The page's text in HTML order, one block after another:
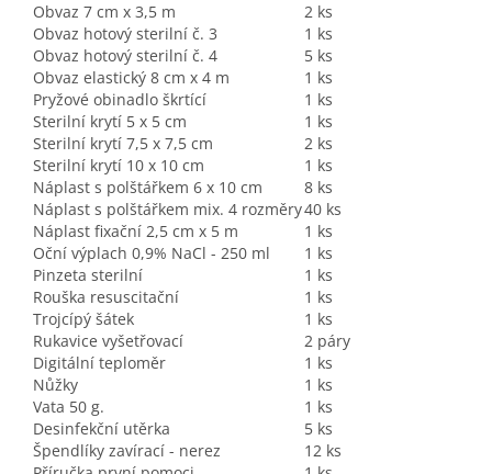
Obvaz 7 cm x 3,5 m
2 ks
Obvaz hotový sterilní č. 3
1 ks
Obvaz hotový sterilní č. 4
5 ks
Obvaz elastický 8 cm x 4 m
1 ks
Pryžové obinadlo škrtící
1 ks
Sterilní krytí 5 x 5 cm
1 ks
Sterilní krytí 7,5 x 7,5 cm
2 ks
Sterilní krytí 10 x 10 cm
1 ks
Náplast s polštářkem 6 x 10 cm
8 ks
Náplast s polštářkem mix. 4 rozměry40 ks
Náplast fixační 2,5 cm x 5 m
1 ks
Oční výplach 0,9% NaCl - 250 ml
1 ks
Pinzeta sterilní
1 ks
Rouška resuscitační
1 ks
Trojcípý šátek
1 ks
Rukavice vyšetřovací
2 páry
Digitální teploměr
1 ks
Nůžky
1 ks
Vata 50 g.
1 ks
Desinfekční utěrka
5 ks
Špendlíky zavírací - nerez
12 ks